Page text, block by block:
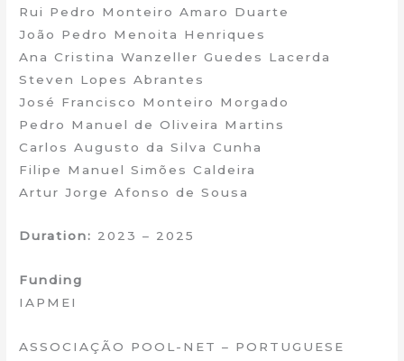
Rui Pedro Monteiro Amaro Duarte
João Pedro Menoita Henriques
Ana Cristina Wanzeller Guedes Lacerda
Steven Lopes Abrantes
José Francisco Monteiro Morgado
Pedro Manuel de Oliveira Martins
Carlos Augusto da Silva Cunha
Filipe Manuel Simões Caldeira
Artur Jorge Afonso de Sousa
Duration: 2023 – 2025
Funding
IAPMEI
ASSOCIAÇÃO POOL-NET – PORTUGUESE